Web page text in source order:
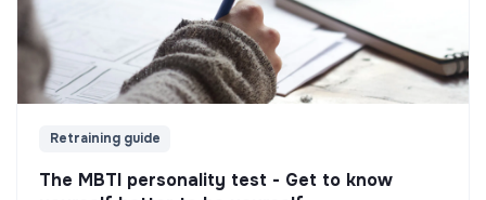
Retraining guide
The MBTI personality test - Get to know